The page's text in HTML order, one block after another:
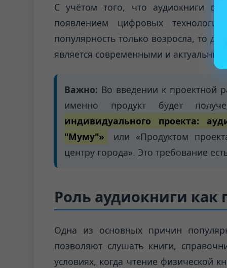
С учётом того, что аудиокниги
появлением цифровых
популярность только возросла, то
является современными и актуальным.
Важно: Во введении к проектной
именно продукт будет
индивидуального проекта:
"Муму"»
или «Продуктом
центру города». Это требование
Роль аудиокниги как
Одна из основных причин
позволяют слушать книги,
условиях, когда чтение физической